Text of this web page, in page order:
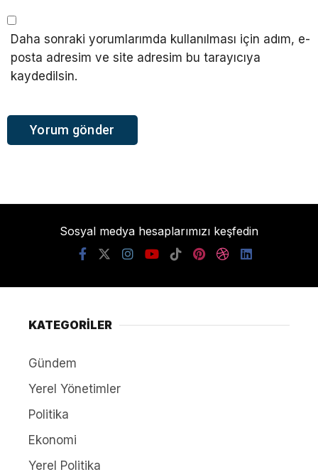
Daha sonraki yorumlarımda kullanılması için adım, e-
posta adresim ve site adresim bu tarayıcıya
kaydedilsin.
Sosyal medya hesaplarımızı keşfedin
KATEGORİLER
Gündem
Yerel Yönetimler
Politika
Ekonomi
Yerel Politika